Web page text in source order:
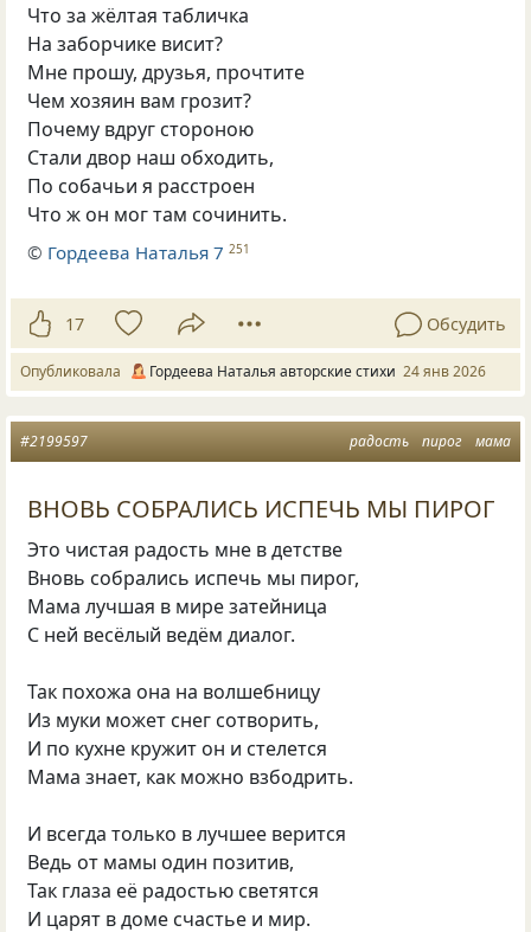
Что за жёлтая табличка
На заборчике висит?
Мне прошу, друзья, прочтите
Чем хозяин вам грозит?
Почему вдруг стороною
Стали двор наш обходить,
По собачьи я расстроен
Что ж он мог там сочинить.
© Гордеева Наталья 7 251
17 Обсудить
Опубликовала Гордеева Наталья авторские стихи 24 янв 2026
радость пирог мама
#2199597
ВНОВЬ СОБРАЛИСЬ ИСПЕЧЬ МЫ ПИРОГ
Это чистая радость мне в детстве
Вновь собрались испечь мы пирог,
Мама лучшая в мире затейница
С ней весёлый ведём диалог.
Так похожа она на волшебницу
Из муки может снег сотворить,
И по кухне кружит он и стелется
Мама знает, как можно взбодрить.
И всегда только в лучшее верится
Ведь от мамы один позитив,
Так глаза её радостью светятся
И царят в доме счастье и мир.